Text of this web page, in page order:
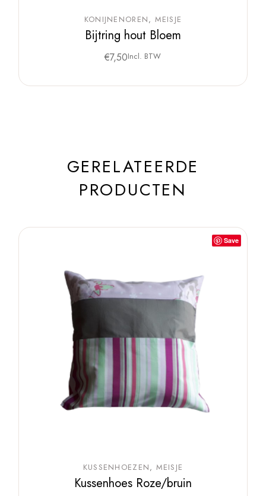
KONIJNENOREN MEISJE
Bijtring hout Bloem
€7,50Incl. BTW
GERELATEERDE
PRODUCTEN
Save
KUSSENHOEZEN MEISJE
Kussenhoes Roze/bruin